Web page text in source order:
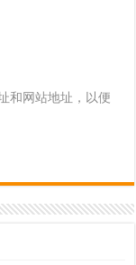
和网站地址，以便